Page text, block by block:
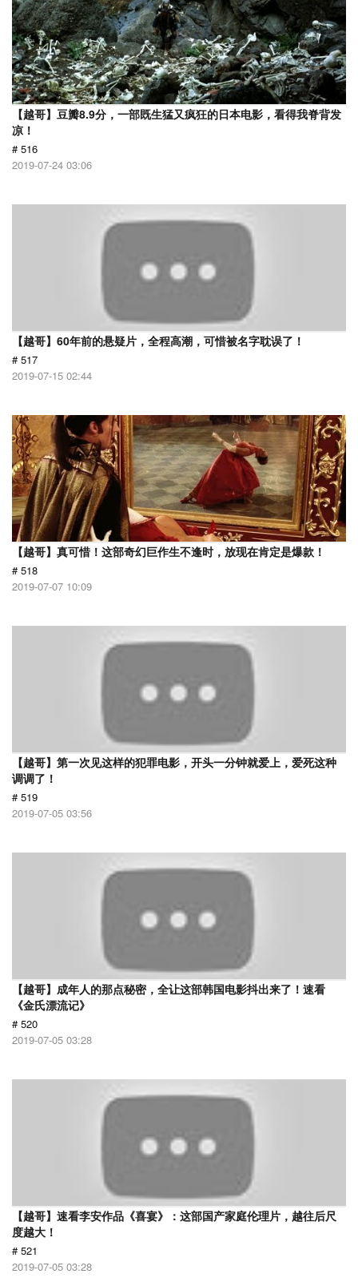
【越哥】豆瓣8.9分，一部既生猛又疯狂的日本电影，看得我脊背发
凉！
# 516
2019-07-24 03:06
【越哥】60年前的悬疑片，全程高潮，可惜被名字耽误了！
# 517
2019-07-15 02:44
【越哥】真可惜！这部奇幻巨作生不逢时，放现在肯定是爆款！
# 518
2019-07-07 10:09
【越哥】第一次见这样的犯罪电影，开头一分钟就爱上，爱死这种
调调了！
# 519
2019-07-05 03:56
【越哥】成年人的那点秘密，全让这部韩国电影抖出来了！速看
《金氏漂流记》
# 520
2019-07-05 03:28
【越哥】速看李安作品《喜宴》：这部国产家庭伦理片，越往后尺
度越大！
# 521
2019-07-05 03:28